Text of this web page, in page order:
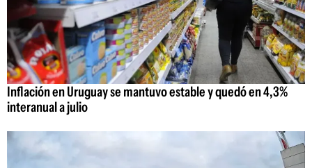
Inflación en Uruguay se mantuvo estable y quedó en 4,3%
interanual a julio